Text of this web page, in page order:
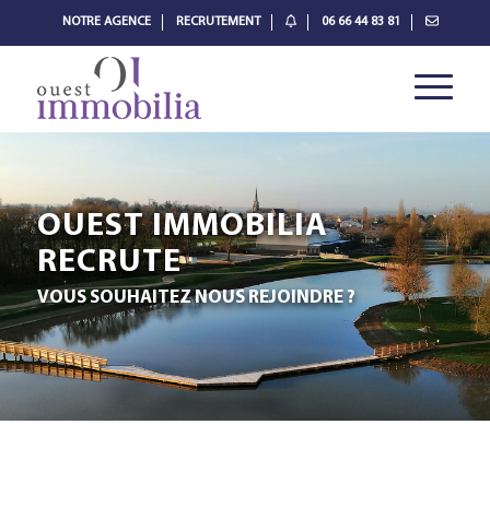
NOTRE AGENCE RECRUTEMENT 06 66 44 83 81
OUEST IMMOBILIA
RECRUTE
VOUS SOUHAITEZ NOUS REJOINDRE ?